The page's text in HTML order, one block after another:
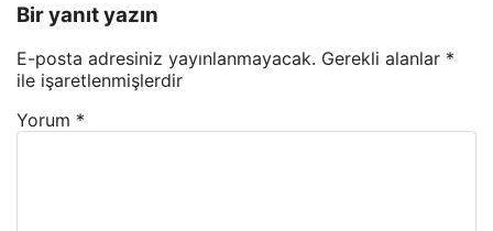
Bir yanıt yazın
E-posta adresiniz yayınlanmayacak. Gerekli alanlar *
ile işaretlenmişlerdir
Yorum *